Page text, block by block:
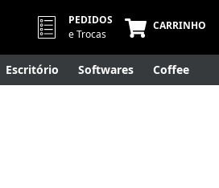
PEDIDOS
e Trocas
CARRINHO
Escritório Softwares Coffee